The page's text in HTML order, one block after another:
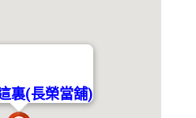
裏(長榮當舖)